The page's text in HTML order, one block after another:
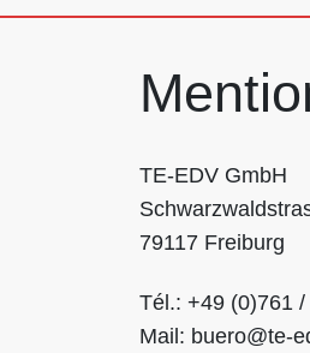
TE-EDV GmbH
79117 Freiburg
Tél.: +49 (0)761
Mail: buero@te-